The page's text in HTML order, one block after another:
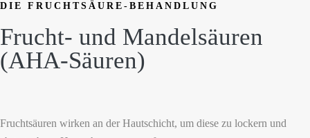
DIE FRUCHTSÄURE-BEHANDLUNG
Frucht- und Mandelsäuren
(AHA-Säuren)
Fruchtsäuren wirken an der Hautschicht, um diese zu lockern und